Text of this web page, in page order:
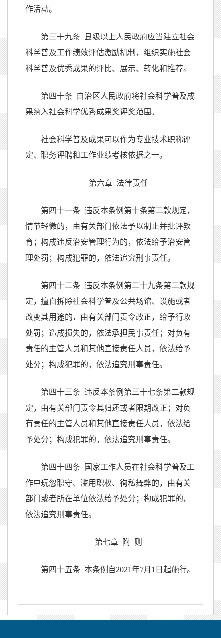
作活动。
第三十九条 县级以上人民政府应当建立社会
科学普及工作绩效评估激励机制，组织实施社会
科学普及优秀成果的评比、展示、转化和推荐。
第四十条 自治区人民政府将社会科学普及成
果纳入社会科学优秀成果奖评奖范围。
社会科学普及成果可以作为专业技术职称评
定、职务评聘和工作业绩考核依据之一。
第六章 法律责任
第四十一条 违反本条例第十条第二款规定，
情节轻微的，由有关部门依法予以制止并批评教
育；构成违反治安管理行为的，依法给予治安管
理处罚；构成犯罪的，依法追究刑事责任。
第四十二条 违反本条例第二十九条第二款规
定，擅自拆除社会科学普及公共场馆、设施或者
改变其用途的，由有关部门责令改正，给予行政
处罚；造成损失的，依法承担民事责任；对负有
责任的主管人员和其他直接责任人员，依法给予
处分；构成犯罪的，依法追究刑事责任。
第四十三条 违反本条例第三十七条第二款规
定，由有关部门责令其归还或者限期改正；对负
有责任的主管人员和其他直接责任人员，依法给
予处分；构成犯罪的，依法追究刑事责任。
第四十四条 国家工作人员在社会科学普及工
作中玩忽职守、滥用职权、徇私舞弊的，由有关
部门或者所在单位依法给予处分；构成犯罪的，
依法追究刑事责任。
第七章 附 则
第四十五条 本条例自2021年7月1日起施行。